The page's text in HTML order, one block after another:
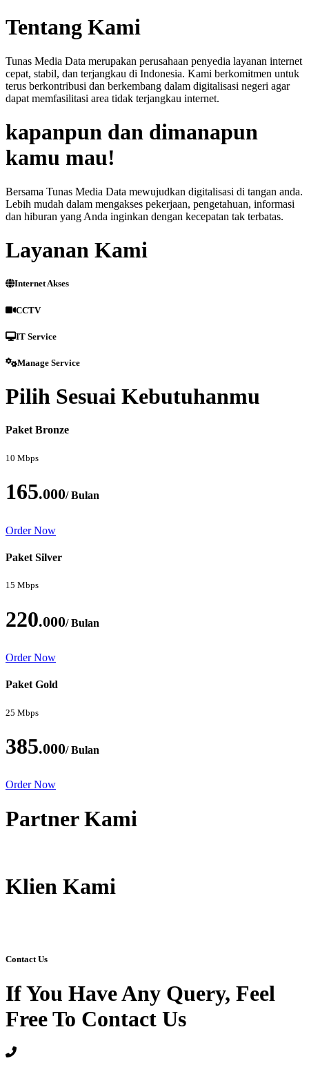
Tentang Kami
Tunas Media Data merupakan perusahaan penyedia layanan internet
cepat, stabil, dan terjangkau di Indonesia. Kami berkomitmen untuk
terus berkontribusi dan berkembang dalam digitalisasi negeri agar
dapat memfasilitasi area tidak terjangkau internet.
kapanpun dan dimanapun
kamu mau!
Bersama Tunas Media Data mewujudkan digitalisasi di tangan anda.
Lebih mudah dalam mengakses pekerjaan, pengetahuan, informasi
dan hiburan yang Anda inginkan dengan kecepatan tak terbatas.
Layanan Kami
Internet Akses
CCTV
IT Service
Manage Service
Pilih Sesuai Kebutuhanmu
Paket Bronze
10 Mbps
165.000/ Bulan
Order Now
Paket Silver
15 Mbps
220.000/ Bulan
Order Now
Paket Gold
25 Mbps
385.000/ Bulan
Order Now
Partner Kami
Klien Kami
Contact Us
If You Have Any Query, Feel
Free To Contact Us